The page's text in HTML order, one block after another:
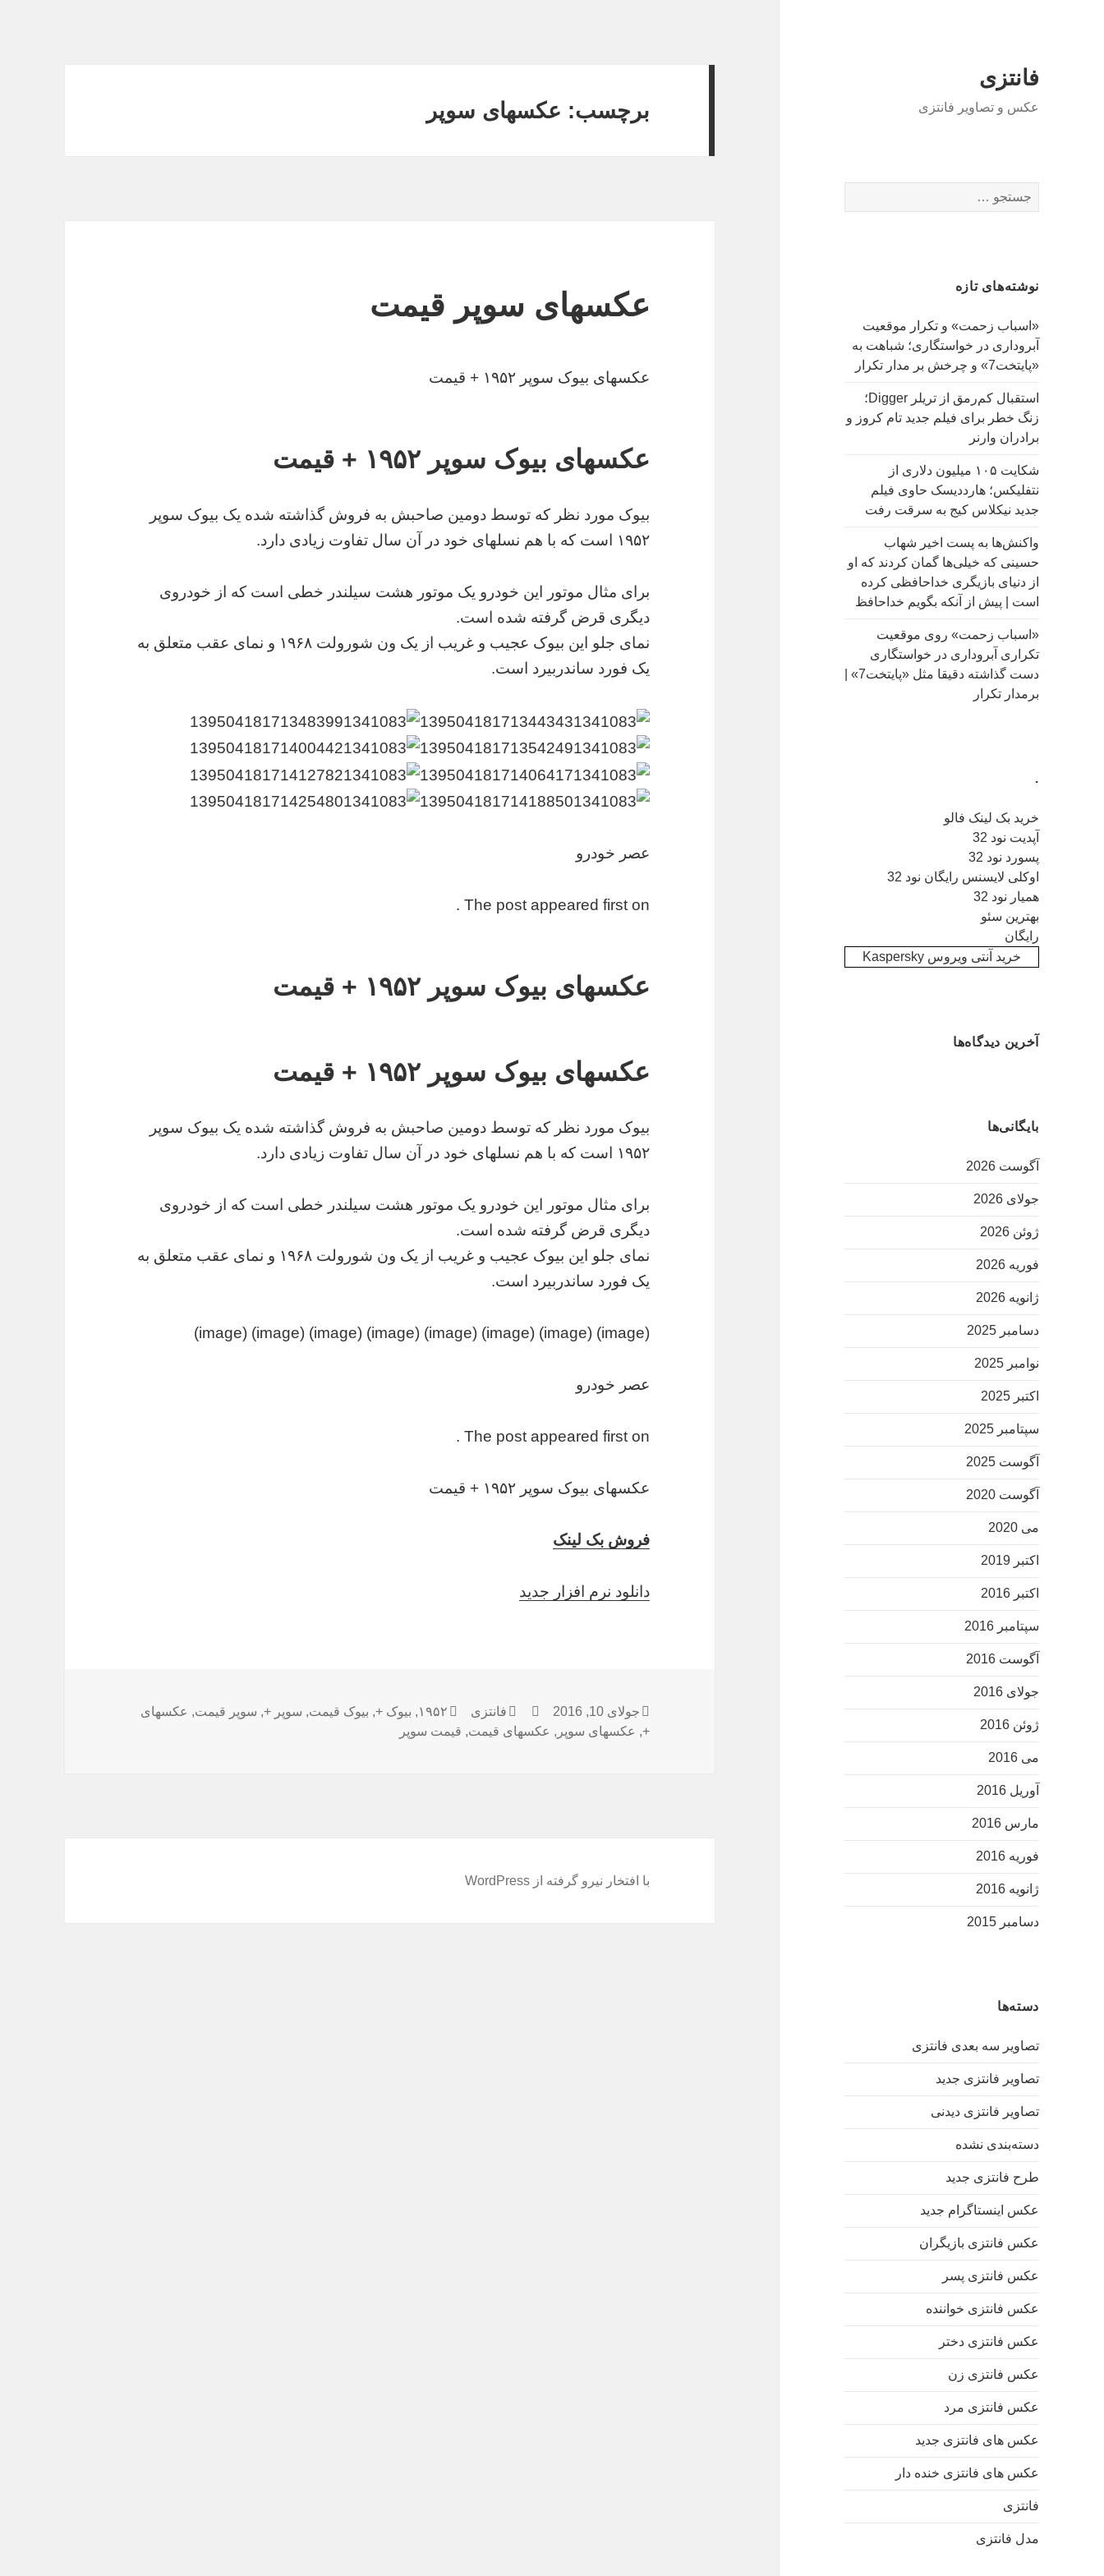
فانتزی
عکس و تصاویر فانتزی
س
ب
ا
ی
:
نوشته‌های تازه
«اسباب زحمت» و تکرار موقعیت
آبروداری در خواستگاری؛ شباهت به
«پایتخت7» و چرخش بر مدار تکرار
استقبال کم‌رمق از تریلر Digger؛
زنگ خطر برای فیلم جدید تام کروز و
برادران وارنر
شکایت ۱۰۵ میلیون دلاری از
نتفلیکس؛ هارددیسک حاوی فیلم
جدید نیکلاس کیج به سرقت رفت
واکنش‌ها به پست اخیر شهاب
حسینی که خیلی‌ها گمان کردند که او
از دنیای بازیگری خداحافظی کرده
است | پیش از آنکه بگویم خداحافظ
«اسباب زحمت» روی موقعیت
تکراری آبروداری در خواستگاری
دست گذاشته دقیقا مثل «پایتخت7» |
برمدار تکرار
.
خرید بک لینک فالو
آپدیت نود 32
پسورد نود 32
اوکلی لایسنس رایگان نود 32
همیار نود 32
بهترین سئو
رایگان
خرید آنتی ویروس Kaspersky
آخرین دیدگاه‌ها
بایگانی‌ها
آگوست 2026
جولای 2026
ژوئن 2026
فوریه 2026
ژانویه 2026
دسامبر 2025
نوامبر 2025
اکتبر 2025
سپتامبر 2025
آگوست 2025
آگوست 2020
می 2020
اکتبر 2019
اکتبر 2016
سپتامبر 2016
آگوست 2016
جولای 2016
ژوئن 2016
می 2016
آوریل 2016
مارس 2016
فوریه 2016
ژانویه 2016
دسامبر 2015
دسته‌ها
تصاویر سه بعدی فانتزی
تصاویر فانتزی جدید
تصاویر فانتزی دیدنی
دسته‌بندی نشده
طرح فانتزی جدید
عکس اینستاگرام جدید
عکس فانتزی بازیگران
عکس فانتزی پسر
عکس فانتزی خواننده
عکس فانتزی دختر
عکس فانتزی زن
عکس فانتزی مرد
عکس های فانتزی جدید
عکس های فانتزی خنده دار
فانتزی
مدل فانتزی
برچسب: عکسهای سوپر
عکسهای سوپر قیمت
عکسهای بیوک سوپر ۱۹۵۲ + قیمت
عکسهای بیوک سوپر ۱۹۵۲ + قیمت
بیوک مورد نظر که توسط دومین صاحبش به فروش گذاشته شده یک بیوک سوپر
۱۹۵۲ است که با هم نسلهای خود در آن سال تفاوت زیادی دارد.
برای مثال موتور این خودرو یک موتور هشت سیلندر خطی است که از خودروی
دیگری قرض گرفته شده است.
نمای جلو این بیوک عجیب و غریب از یک ون شورولت ۱۹۶۸ و نمای عقب متعلق به
یک فورد ساندربیرد است.
عصر خودرو
The post appeared first on .
عکسهای بیوک سوپر ۱۹۵۲ + قیمت
عکسهای بیوک سوپر ۱۹۵۲ + قیمت
بیوک مورد نظر که توسط دومین صاحبش به فروش گذاشته شده یک بیوک سوپر
۱۹۵۲ است که با هم نسلهای خود در آن سال تفاوت زیادی دارد.
برای مثال موتور این خودرو یک موتور هشت سیلندر خطی است که از خودروی
دیگری قرض گرفته شده است.
نمای جلو این بیوک عجیب و غریب از یک ون شورولت ۱۹۶۸ و نمای عقب متعلق به
یک فورد ساندربیرد است.
(image) (image) (image) (image) (image) (image) (image) (image)
عصر خودرو
The post appeared first on .
عکسهای بیوک سوپر ۱۹۵۲ + قیمت
فروش بک لینک
دانلود نرم افزار جدید
ارسال
شده
جولای 10, 2016 نویسندهدسته‌ها
فانتزی برچسب‌ها
۱۹۵۲, بیوک +, بیوک قیمت, سوپر +, سوپر قیمت, عکسهای
+
, عکسهای سوپر , عکسهای قیمت, قیمت سوپر
با افتخار نیرو گرفته از WordPress